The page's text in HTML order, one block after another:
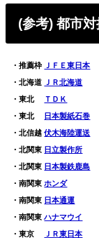
(参考) 都市
・推薦枠 ＪＦＥ東日本
・北海道 ＪＲ北海道 2
・東北
ＴＤＫ 7年
・東北
日本製紙石巻
・北信越伏木海陸運送
・北関東 日立製作所 2
・北関東 日本製鉄鹿島
・南関東ホンダ4年
・南関東 日本通運 6年
・南関東ハナマウイ
・東京
ＪＲ東日本 11